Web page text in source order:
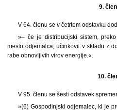
9. člen
V 64. členu se v četrtem odstavku
»– če je distribucijski sistem,
mesto odjemalca, učinkovit v skladu z
rabe obnovljivih virov energije.«.
10.
V 95. členu se šesti odstavek
»(6) Gospodinjski odjemalec, ki je